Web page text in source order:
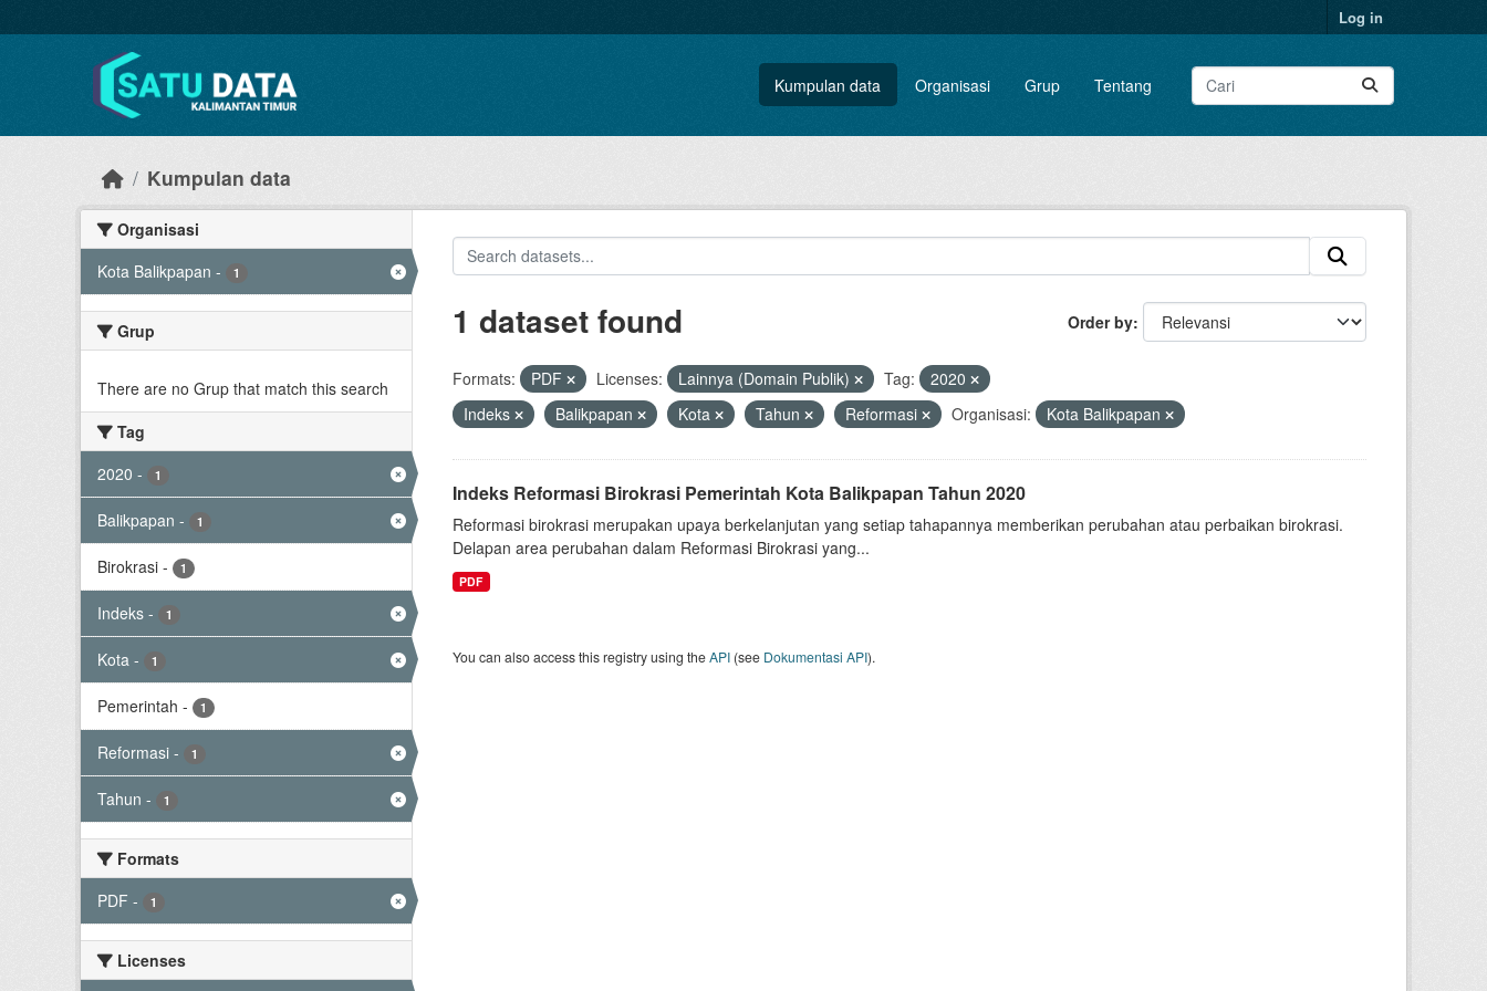
Log in
Kumpulan data Organisasi Grup Tentang
Kumpulan data
Organisasi
Kota Balikpapan - 1
Grup
There are no Grup that match this search
Tag
2020 - 1
Balikpapan - 1
Birokrasi - 1
Indeks - 1
Kota - 1
Pemerintah - 1
Reformasi - 1
Tahun - 1
Formats
PDF - 1
Licenses
Order by
1 dataset found
Formats: PDF Licenses: Lainnya (Domain Publik) Tag:
2020
Indeks
Balikpapan Kota Tahun Reformasi Organisasi: Kota Balikpapan
Indeks Reformasi Birokrasi Pemerintah Kota Balikpapan Tahun 2020
Reformasi birokrasi merupakan upaya berkelanjutan yang setiap tahapannya memberikan perubahan atau perbaikan birokrasi.
Delapan area perubahan dalam Reformasi Birokrasi yang...
PDF
You can also access this registry using theAPI(see Dokumentasi API).